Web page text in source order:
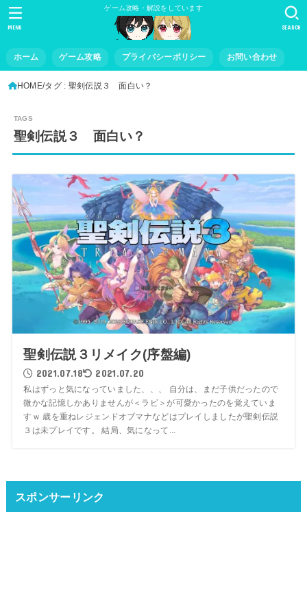
ゲーム攻略・解説をしています
ホーム ゲーム攻略 プライバシーポリシー お問い合わせ
SEARCH
MENU
HOME タグ : 聖剣伝説３ 面白い？
聖剣伝説３ 面白い？
聖剣伝説３リメイク(序盤編)
2021.07.18 2021.07.20
私はずっと気になっていました、、、 自分は、まだ子供だったので
微かな記憶しかありませんが＜ラビ＞が可愛かったのを覚えていま
すｗ 歳を重ねレジェンドオブマナなどはプレイしましたが聖剣伝説
３は未プレイです。 結局、気になって...
スポンサーリンク